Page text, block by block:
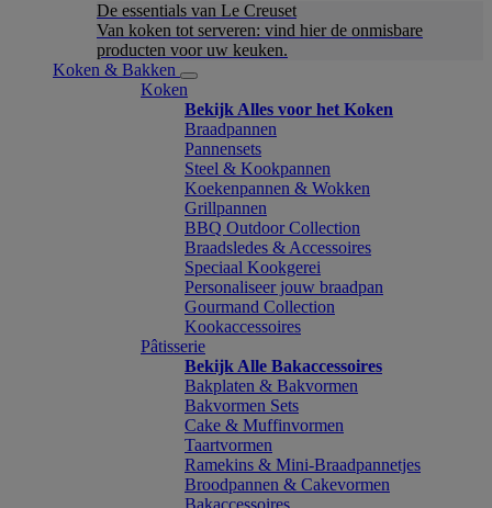
De essentials van Le Creuset
Van koken tot serveren: vind hier de onmisbare
producten voor uw keuken.
Koken & Bakken
Koken
Bekijk Alles voor het Koken
Braadpannen
Pannensets
Steel & Kookpannen
Koekenpannen & Wokken
Grillpannen
BBQ Outdoor Collection
Braadsledes & Accessoires
Speciaal Kookgerei
Personaliseer jouw braadpan
Gourmand Collection
Kookaccessoires
Pâtisserie
Bekijk Alle Bakaccessoires
Bakplaten & Bakvormen
Bakvormen Sets
Cake & Muffinvormen
Taartvormen
Ramekins & Mini-Braadpannetjes
Broodpannen & Cakevormen
Bakaccessoires